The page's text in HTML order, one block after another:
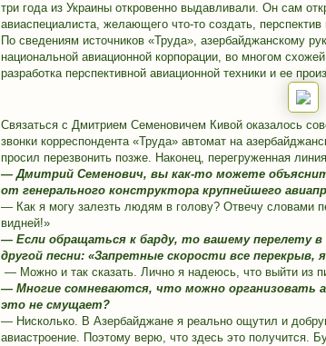
три года из Украины откровенно выдавливали. Он сам
авиаспециалиста, желающего что-то создать, перспектив
По сведениям источников «Труда», азербайджанскому
национальной авиационной корпорации, во многом
разработка перспективной авиационной техники и ее
Связаться с Дмитрием Семеновичем Кивой оказалось
звонки корреспондента «Труда» автомат на
просил перезвонить позже. Наконец, перегруженная
— Дмитрий Семенович, вы как-то можете
от генерального конструктора крупнейшего
— Как я могу залезть людям в голову? Отвечу
видней!»
— Если обращаться к барду, то вашему перелету
другой песни: «Запретные скорости все перекрыв,
— Можно и так сказать. Лично я надеюсь, что выйти из
— Многие сомневаются, что можно организовать
это не смущает?
— Нисколько. В Азербайджане я реально ощутил и
авиастроение. Поэтому верю, что здесь это получится.